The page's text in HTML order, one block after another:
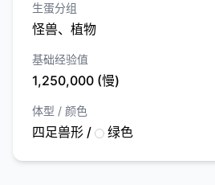
生蛋分组
怪兽、植物
基础经验值
1,250,000 (慢)
体型 / 颜色
四足兽形 / 绿色